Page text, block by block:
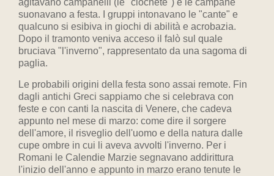
agitavano campanelli (le "ciochète") e le campane
suonavano a festa. I gruppi intonavano le "cante" e
qualcuno si esibiva in giochi di abilità e acrobazia.
Dopo il tramonto veniva acceso il falò sul quale
bruciava "l'inverno", rappresentato da una sagoma di
paglia.
Le probabili origini della festa sono assai remote. Fin
dagli antichi Greci sappiamo che si celebrava con
feste e con canti la nascita di Venere, che cadeva
appunto nel mese di marzo: come dire il sorgere
dell'amore, il risveglio dell'uomo e della natura dalle
cupe ombre in cui li aveva avvolti l'inverno. Per i
Romani le Calendie Marzie segnavano addirittura
l'inizio dell'anno e appunto in marzo erano tenute le